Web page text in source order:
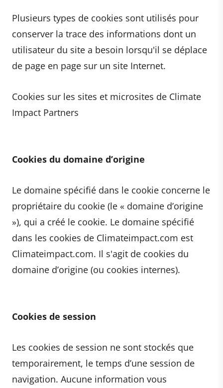
Plusieurs types de cookies sont utilisés pour
conserver la trace des informations dont un
utilisateur du site a besoin lorsqu'il se déplace
de page en page sur un site Internet.
Cookies sur les sites et microsites de Climate
Impact Partners
Cookies du domaine d’origine
Le domaine spécifié dans le cookie concerne le
propriétaire du cookie (le « domaine d’origine
»), qui a créé le cookie. Le domaine spécifié
dans les cookies de Climateimpact.com est
Climateimpact.com. Il s'agit de cookies du
domaine d’origine (ou cookies internes).
Cookies de session
Les cookies de session ne sont stockés que
temporairement, le temps d’une session de
navigation. Aucune information vous